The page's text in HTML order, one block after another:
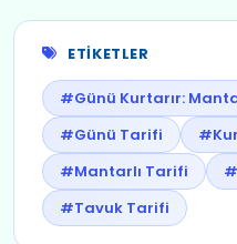
ETIKETLER
#Günü Kurtarır:
#Günü Tarifi
#Mantarlı Tarifi
#Tavuk Tarifi